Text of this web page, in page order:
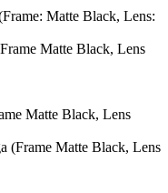
Matte Black, Lens:
Matte Black, Lens